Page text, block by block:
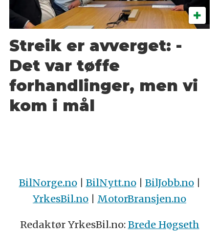
Streik er avverget: -
Det var tøffe
forhandlinger, men vi
kom i mål
BilNorge.no| BilNytt.no| BilJobb.no|
YrkesBil.no | MotorBransjen.no
Redaktør YrkesBil.no: Brede Høgseth